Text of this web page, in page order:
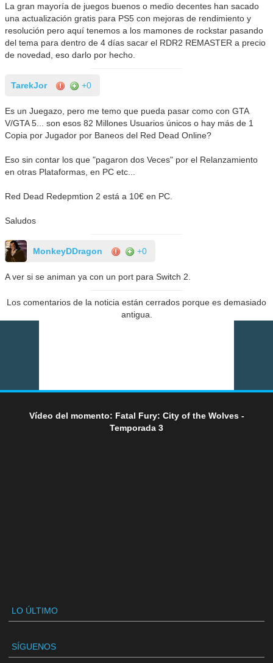
La gran mayoría de juegos buenos o medio decentes han sacado
una actualización gratis para PS5 con mejoras de rendimiento y
resolución pero aquí tenemos a los mamones de rockstar pasando
del tema para dentro de 4 días sacar el RDR2 REMASTER a precio
de novedad, eso darlo por hecho.
TarekJor +0
Es un Juegazo, pero me temo que pueda pasar como con GTA
V/GTA 5... son esos 82 Millones Usuarios únicos o hay más de 1
Copia por Jugador por Baneos del Red Dead Online?
Eso sin contar los que "pagaron dos Veces" por el Relanzamiento
en otras Plataformas, en PC etc...
Red Dead Redepmtion 2 está a 10€ en PC.
Saludos
MonkeyDDragon +0
A ver si se animan ya con un port para Switch 2.
Los comentarios de la noticia están cerrados porque es demasiado
antigua.
Vídeo del momento: Fatal Fury: City of the Wolves -
Temporada 3
LO ÚLTIMO
SÍGUENOS